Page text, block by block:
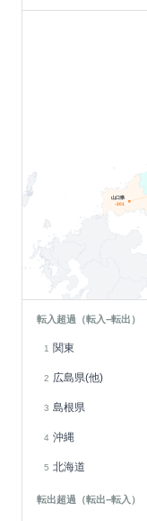
山口県
-201
転入超過（転入−転出）
1 関東
2 広島県(他)
3 島根県
4 沖縄
5 北海道
転出超過（転出−転入）